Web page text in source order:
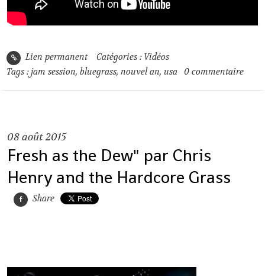
Lien permanent Catégories : Vidéos
Tags :jam session,bluegrass,nouvel an,usa 0 commentaire
08août 2015
Fresh as the Dew" par Chris
Henry and the Hardcore Grass
Share